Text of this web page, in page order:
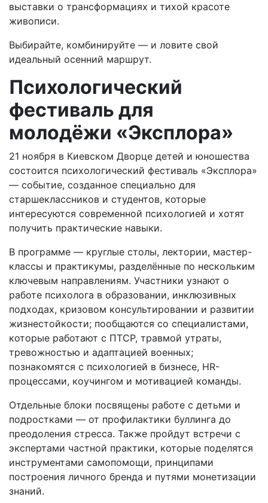
выставки о трансформациях и тихой красоте
живописи.
Выбирайте, комбинируйте — и ловите свой
идеальный осенний маршрут.
Психологический
фестиваль для
молодёжи «Эксплора»
21 ноября в Киевском Дворце детей и юношества
состоится психологический фестиваль «Эксплора»
— событие, созданное специально для
старшеклассников и студентов, которые
интересуются современной психологией и хотят
получить практические навыки.
В программе — круглые столы, лектории, мастер-
классы и практикумы, разделённые по нескольким
ключевым направлениям. Участники узнают о
работе психолога в образовании, инклюзивных
подходах, кризовом консультировании и развитии
жизнестойкости; пообщаются со специалистами,
которые работают с ПТСР, травмой утраты,
тревожностью и адаптацией военных;
познакомятся с психологией в бизнесе, HR-
процессами, коучингом и мотивацией команды.
Отдельные блоки посвящены работе с детьми и
подростками — от профилактики буллинга до
преодоления стресса. Также пройдут встречи с
экспертами частной практики, которые поделятся
инструментами самопомощи, принципами
построения личного бренда и путями монетизации
знаний.